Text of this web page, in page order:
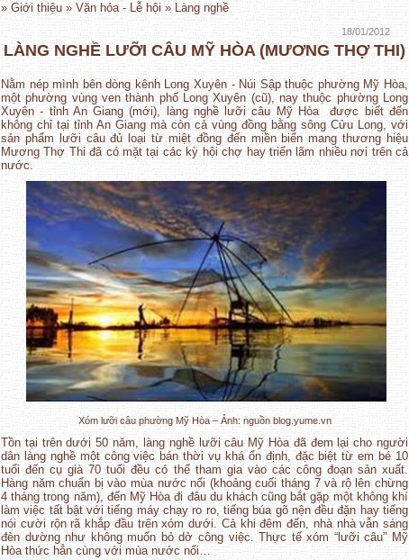
» Giới thiệu » Văn hóa - Lễ hội » Làng nghề
18/01/2012
LÀNG NGHỀ LƯỠI CÂU MỸ HÒA (MƯƠNG THỢ THI)
Nằm nép mình bên dòng kênh Long Xuyên - Núi Sập thuộc phường Mỹ Hòa,
một phường vùng ven thành phố Long Xuyên (cũ), nay thuộc phường Long
Xuyên - tỉnh An Giang (mới), làng nghề lưỡi câu Mỹ Hòa được biết đến
không chỉ tại tỉnh An Giang mà còn cả vùng đồng bằng sông Cửu Long, với
sản phẩm lưỡi câu đủ loại từ miệt đồng đến miền biển mang thương hiệu
Mương Thợ Thi đã có mặt tại các kỳ hội chợ hay triển lãm nhiều nơi trên cả
nước.
Xóm lưỡi câu phường Mỹ Hòa – Ảnh: nguồn blog.yume.vn
Tồn tại trên dưới 50 năm, làng nghề lưỡi câu Mỹ Hòa đã đem lại cho người
dân làng nghề một công việc bán thời vụ khá ổn định, đặc biệt từ em bé 10
tuổi đến cụ già 70 tuổi đều có thể tham gia vào các công đoạn sản xuất.
Hàng năm chuẩn bị vào mùa nước nổi (khoảng cuối tháng 7 và rộ lên chừng
4 tháng trong năm), đến Mỹ Hòa đi đâu du khách cũng bắt gặp một không khí
làm việc tất bật với tiếng máy chạy ro ro, tiếng búa gõ nện đều đặn hay tiếng
nói cười rộn rã khắp đầu trên xóm dưới. Cả khi đêm đến, nhà nhà vẫn sáng
đèn dường như không muốn bỏ dở công việc. Thực tế xóm “lưỡi câu” Mỹ
Hòa thức hẳn cùng với mùa nước nổi…